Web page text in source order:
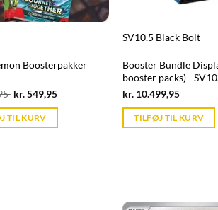
Boosterpakker
Original
was:
kr. 599,95.
kr.549,95Current
TIL KURV
SV10.5 Black Bolt
Booster Bundle
booster packs) -
Bolt
kr. 10.499,95Current
is:
kr. 39,95.
TILFØJ TIL KURV